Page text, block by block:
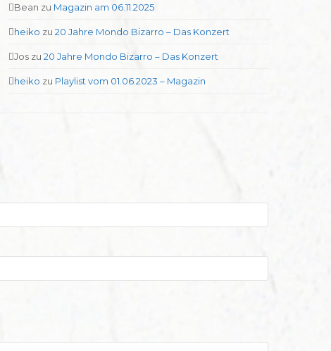
Bean zu Magazin am 06.11.2025
heiko zu20 Jahre Mondo Bizarro – Das Konzert
Jos zu20 Jahre Mondo Bizarro – Das Konzert
heiko zu Playlist vom 01.06.2023 – Magazin